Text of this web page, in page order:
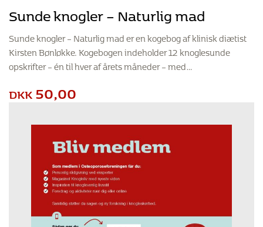
Sunde knogler – Naturlig mad
Sunde knogler – Naturlig mad er en kogebog af klinisk diætist
Kirsten Bønløkke. Kogebogen indeholder 12 knoglesunde
opskrifter – én til hver af årets måneder – med…
DKK50,00